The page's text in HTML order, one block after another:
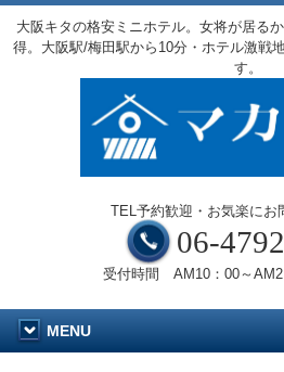
大阪キタの格安ミニホテル。女将が居る
得。大阪駅/梅田駅から10分・ホテル激戦
す。
TEL予約歓迎・お気楽にお
06-
受付時間 AM10：00～
MENU